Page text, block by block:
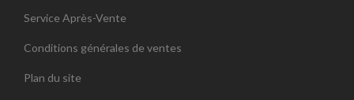
Service Après-Vente
Conditions générales de ventes
Plan du site